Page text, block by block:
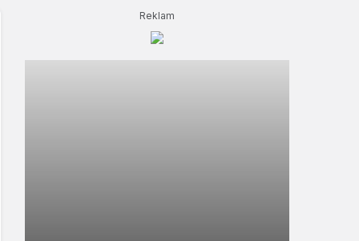
Gündüz Modu
Reklam